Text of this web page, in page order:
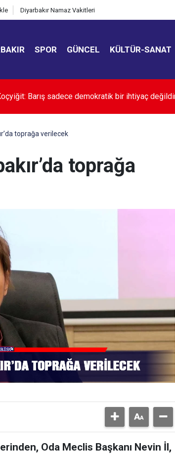
Diyarbakır Namaz Vakitleri
SPOR GÜNCEL KÜLTÜR-SANAT
toprağa verilecek
toprağa
Oda Meclis Başkanı Nevin İl,